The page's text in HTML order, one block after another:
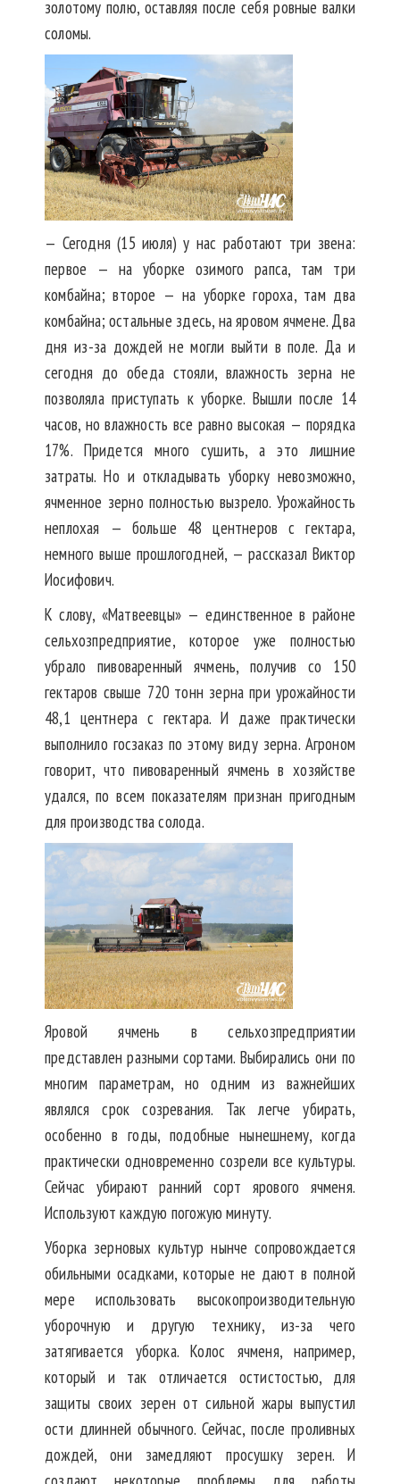
золотому полю, оставляя после себя ровные валки
соломы.
— Сегодня (15 июля) у нас работают три звена:
первое — на уборке озимого рапса, там три
комбайна; второе — на уборке гороха, там два
комбайна; остальные здесь, на яровом ячмене. Два
дня из-за дождей не могли выйти в поле. Да и
сегодня до обеда стояли, влажность зерна не
позволяла приступать к уборке. Вышли после 14
часов, но влажность все равно высокая — порядка
17%. Придется много сушить, а это лишние
затраты. Но и откладывать уборку невозможно,
ячменное зерно полностью вызрело. Урожайность
неплохая — больше 48 центнеров с гектара,
немного выше прошлогодней, — рассказал Виктор
Иосифович.
К слову, «Матвеевцы» — единственное в районе
сельхозпредприятие, которое уже полностью
убрало пивоваренный ячмень, получив со 150
гектаров свыше 720 тонн зерна при урожайности
48,1 центнера с гектара. И даже практически
выполнило госзаказ по этому виду зерна. Агроном
говорит, что пивоваренный ячмень в хозяйстве
удался, по всем показателям признан пригодным
для производства солода.
Яровой ячмень в сельхозпредприятии
представлен разными сортами. Выбирались они по
многим параметрам, но одним из важнейших
являлся срок созревания. Так легче убирать,
особенно в годы, подобные нынешнему, когда
практически одновременно созрели все культуры.
Сейчас убирают ранний сорт ярового ячменя.
Используют каждую погожую минуту.
Уборка зерновых культур нынче сопровождается
обильными осадками, которые не дают в полной
мере использовать высокопроизводительную
уборочную и другую технику, из-за чего
затягивается уборка. Колос ячменя, например,
который и так отличается остистостью, для
защиты своих зерен от сильной жары выпустил
ости длинней обычного. Сейчас, после проливных
дождей, они замедляют просушку зерен. И